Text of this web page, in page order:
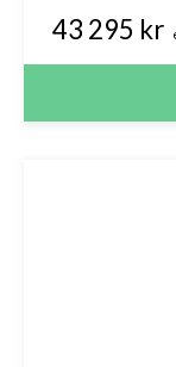
43 295 kr